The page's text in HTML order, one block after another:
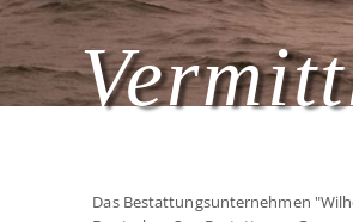
Das Bestattungsunternehmen